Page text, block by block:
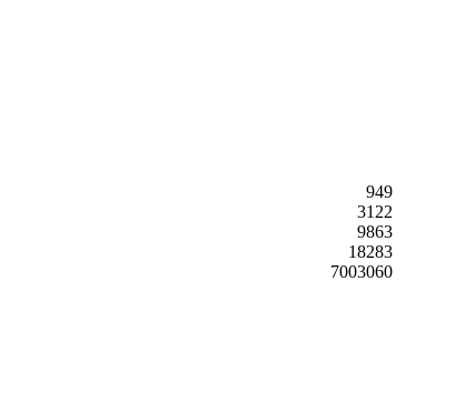
949
3122
9863
18283
7003060